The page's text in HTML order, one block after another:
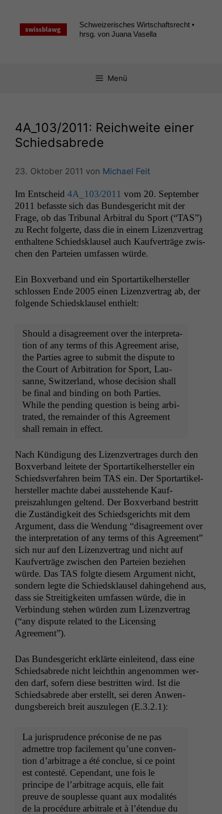
springen
Schweizerisches Wirtschaftsrecht •
hrsg. von Juana Vasella
Menü
4A_103/2011: Reichweite einer
Schiedsabrede
23. Oktober 2011 von Michael Feit
Im Entscheid 4A_103/2011 vom 20. Sep­tem­ber
2011 befasste sich das Bun­des­gericht mit der
Frage, ob das Tri­bunal Arbi­tral du Sport (“TAS”)
zu Recht fol­gerte, dass die in einem Lizen­zver­trag
enthal­tene Schied­sklausel auch Kaufverträge zwis­
chen den Parteien umfassen würde.
Ein Boxver­band und ein Sportar­tikel­her­steller
schlossen Ende 2005 einen Lizen­zver­trag ab, der
fol­gende Schied­sklausel enthielt:
Should a dis­agree­ment over the inter­pre­ta­
tion of any terms of this Agree­ment arise,
the Par­ties agree to sub­mit the dis­pute to
the Court of Arbi­tra­tion for Sport, Lau­
sanne, Switzer­land, whose deci­sion shall
be final and bind­ing on both Par­ties.
While the pend­ing ques­tion is being arbi­
trat­ed, the remain­der of this Agree­ment
shall remain in effect.
Nach Kündi­gung des Lizen­zver­trages durch den
Boxver­band leit­ete der Sportar­tikel­her­steller ein
Schiedsver­fahren beim TAS ein. Der Sportar­tikel­
her­steller machte dabei ausste­hende Kauf­
preiszahlun­gen gel­tend. Der Boxver­band bestritt
die Zuständigkeit des Schieds­gerichts mit dem
Argu­ment, dass die Wen­dung “dis­agree­ment over
the inter­pre­ta­tion of any terms of this Agree­ment”
sich nur auf den Lizen­zver­trag und nicht auf
Kaufverträge zwis­chen den Parteien beziehen
würde. Das TAS fol­gte diesem Argu­ment nicht,
son­dern legte die Schied­sklausel dahinge­hend aus,
dass sie Stre­it­igkeit­en umfassen würde, die in
Verbindung ste­hen wür­den zum Lizen­zver­trag
(“any dis­pute relat­ed to the Licens­ing
Agreement”).
Das Bun­des­gericht erk­lärte ein­lei­t­end, dass eine
Schiedsabrede nicht leichthin angenom­men wer­
den darf, sofern diese bestrit­ten wird. Ist die
Schiedsabrede aber erstellt, sei deren Anwen­
dungs­bere­ich bre­it auszule­gen (E.3.2.1):
La jurispru­dence pré­conise de ne pas
admet­tre trop facile­ment qu’une con­ven­
tion d’ar­bi­trage a été con­clue, si ce point
est con­testé. Cepen­dant, une fois le
principe de l’ar­bi­trage acquis, elle fait
preuve de sou­p­lesse quant aux modal­ités
de la procé­dure arbi­trale et à l’é­ten­due du